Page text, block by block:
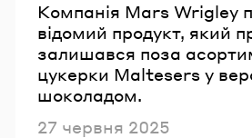
Компанія Mars Wrigley
відомий продукт, який
залишався поза
цукерки Maltesers у
шоколадом.
Опубліковано
27 червня 2025